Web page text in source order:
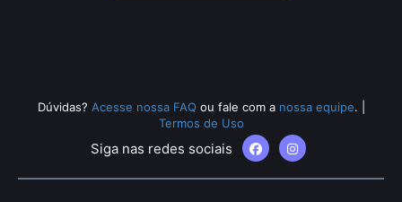
Dúvidas? Acesse nossa FAQ ou fale com a nossa equipe.
Termos de Uso
Siga nas redes sociais